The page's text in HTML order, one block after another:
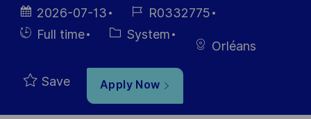
Posted
Date
2026-07-13
Job
Id
R0332775
HiringFull time Category
System
Orléans
Save Apply Now